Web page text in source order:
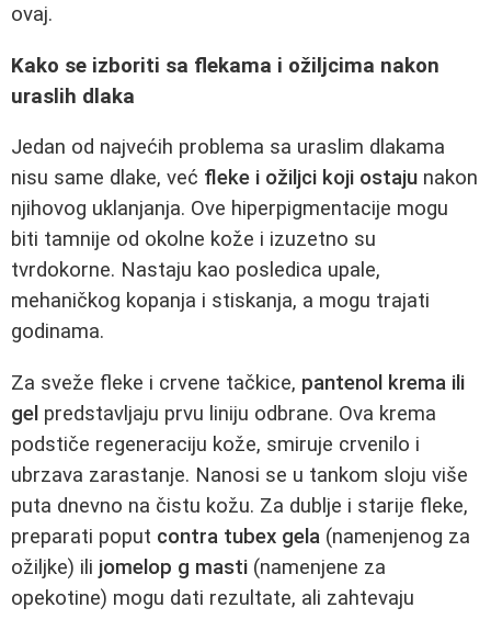
ovaj.
Kako se izboriti sa flekama i ožiljcima nakon
uraslih dlaka
Jedan od najvećih problema sa uraslim dlakama
nisu same dlake, već fleke i ožiljci koji ostaju nakon
njihovog uklanjanja. Ove hiperpigmentacije mogu
biti tamnije od okolne kože i izuzetno su
tvrdokorne. Nastaju kao posledica upale,
mehaničkog kopanja i stiskanja, a mogu trajati
godinama.
Za sveže fleke i crvene tačkice, pantenol krema ili
gel predstavljaju prvu liniju odbrane. Ova krema
podstiče regeneraciju kože, smiruje crvenilo i
ubrzava zarastanje. Nanosi se u tankom sloju više
puta dnevno na čistu kožu. Za dublje i starije fleke,
preparati poput contra tubex gela (namenjenog za
ožiljke) ili jomelop g masti (namenjene za
opekotine) mogu dati rezultate, ali zahtevaju